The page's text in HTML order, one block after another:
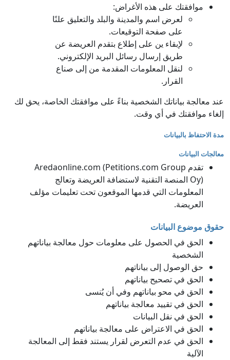
موافقتك على هذه الأغراض:
لعرض اسم والمدينة والبلد والتعليق علنًا
على صفحة التوقيعات.
لإبقاء ين على إطلاع بتقدم العريضة عن
طريق إرسال رسائل البريد الإلكتروني.
لنقل المعلومات المقدمة من إلى صناع
القرار.
عند معالجة بياناتك الشخصية بناءً على موافقتك الخاصة، يحق لك
إلغاء موافقتك في أي وقت.
مدة الاحتفاظ بالبيانات
معالجات البيانات
تقدم Aredaonline.com (Petitions.com Group
Oy) المنصة التقنية لاستضافة العريضة وتعالج
المعلومات التي قدمها الموقعون تحت تعليمات مؤلف
العريضة.
حقوق موضوع البيانات
الحق في الحصول على معلومات حول معالجة بياناتهم
الشخصية
حق الوصول إلى بياناتهم
الحق في تصحيح بياناتهم
الحق في محو بياناتهم وفي أن يُنسى
الحق في تقييد معالجة بياناتهم
الحق في نقل البيانات
الحق في الاعتراض على معالجة بياناتهم
الحق في عدم التعرض لقرار يستند فقط إلى المعالجة
الآلية